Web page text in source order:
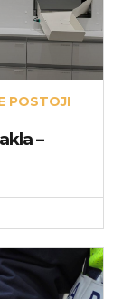
POSTOJI
–